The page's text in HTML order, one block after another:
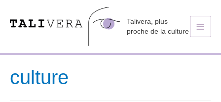
Talivera, plus
proche de la culture
Menu
culture